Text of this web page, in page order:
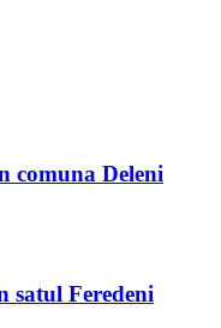
comuna Deleni
satul Feredeni